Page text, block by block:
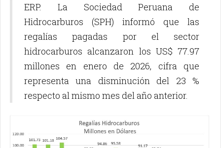
ERP. La Sociedad Peruana de
Hidrocarburos (SPH) informó que las
regalías pagadas por el sector
hidrocarburos alcanzaron los US$ 77.97
millones en enero de 2026, cifra que
representa una disminución del 23 %
respecto al mismo mes del año anterior.